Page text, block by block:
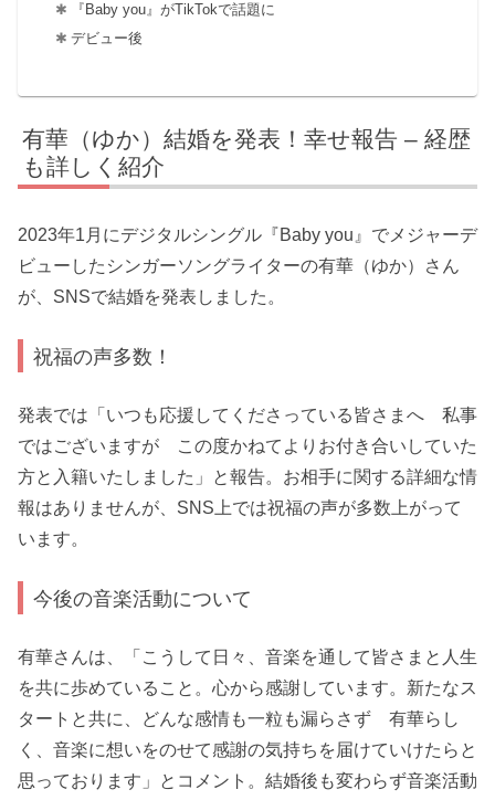
『Baby you』がTikTokで話題に
デビュー後
有華（ゆか）結婚を発表！幸せ報告 – 経歴
も詳しく紹介
2023年1月にデジタルシングル『Baby you』でメジャーデ
ビューしたシンガーソングライターの有華（ゆか）さん
が、SNSで結婚を発表しました。
祝福の声多数！
発表では「いつも応援してくださっている皆さまへ 私事
ではございますが この度かねてよりお付き合いしていた
方と入籍いたしました」と報告。お相手に関する詳細な情
報はありませんが、SNS上では祝福の声が多数上がって
います。
今後の音楽活動について
有華さんは、「こうして日々、音楽を通して皆さまと人生
を共に歩めていること。心から感謝しています。新たなス
タートと共に、どんな感情も一粒も漏らさず 有華らし
く、音楽に想いをのせて感謝の気持ちを届けていけたらと
思っております」とコメント。結婚後も変わらず音楽活動